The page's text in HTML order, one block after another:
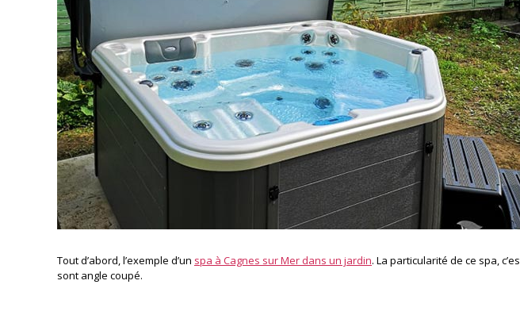
Tout d’abord, l’exemple d’un spa à Cagnes sur Mer dans un jardin. La particularité de ce spa,
sont angle coupé.